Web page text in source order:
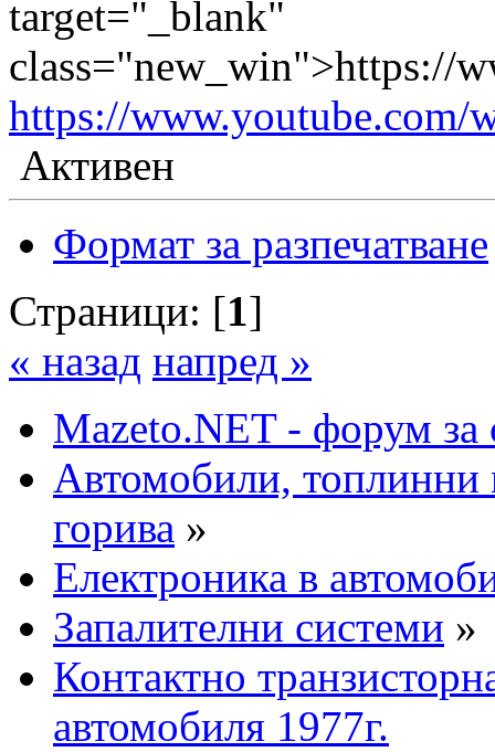
target="_blank"
class="new_win">https://
https://www.youtube.com/
Активен
Формат за разпечатване
Страници: [1]
« назад напред »
Mazeto.NET - форум за
Автомобили,
горива »
Електроника в
Запалителни системи »
Контактно
автомобиля 1977г.